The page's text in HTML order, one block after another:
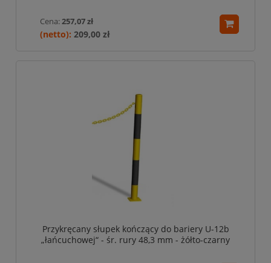
Cena: 257,07 zł
209,00 zł
Przykręcany słupek kończący do bariery U-12b
„łańcuchowej“ - śr. rury 48,3 mm - żółto-czarny